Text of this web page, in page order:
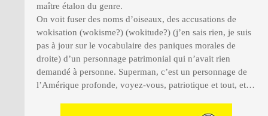
maître étalon du genre.
On voit fuser des noms d’oiseaux, des accusations de
wokisation (wokisme?) (wokitude?) (j’en sais rien, je suis
pas à jour sur le vocabulaire des paniques morales de
droite) d’un personnage patrimonial qui n’avait rien
demandé à personne. Superman, c’est un personnage de
l’Amérique profonde, voyez-vous, patriotique et tout, et…